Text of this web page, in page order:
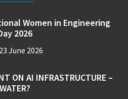
Women in Engineering
2026
23 June 2026
ON AI INFRASTRUCTURE –
WATER?